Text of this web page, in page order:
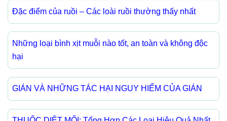
Đặc điểm của ruồi – Các loài ruồi thường thấy nhất
Những loại bình xịt muỗi nào tốt, an toàn và không độc
hại
GIÁN VÀ NHỮNG TÁC HẠI NGUY HIỂM CỦA GIÁN